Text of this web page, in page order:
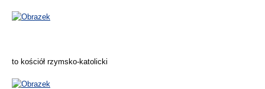
to kościół rzymsko-katolicki